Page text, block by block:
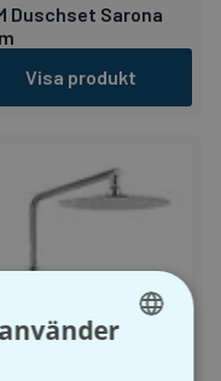
Duschset Sarona
Visa produkt